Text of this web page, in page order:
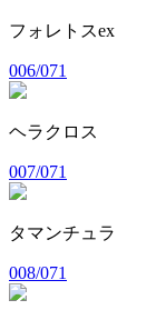
フォレトスex
006/071
ヘラクロス
007/071
タマンチュラ
008/071